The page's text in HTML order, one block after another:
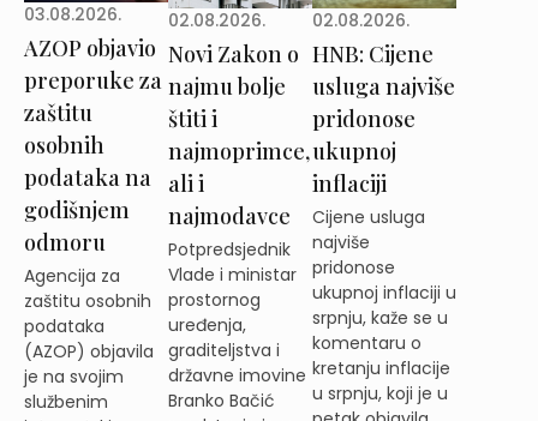
03.08.2026.
AZOP objavio
preporuke za
zaštitu
osobnih
podataka na
godišnjem
odmoru
Agencija za
zaštitu osobnih
podataka
(AZOP) objavila
je na svojim
službenim
02.08.2026.
Novi Zakon o
najmu bolje
štiti i
najmoprimce,
ali i
najmodavce
Potpredsjednik
Vlade i ministar
prostornog
uređenja,
graditeljstva i
državne imovine
Branko Bačić
02.08.2026.
HNB: Cijene
usluga najviše
pridonose
ukupnoj
inflaciji
Cijene usluga
najviše
pridonose
ukupnoj inflaciji u
srpnju, kaže se u
komentaru o
kretanju inflacije
u srpnju, koji je u